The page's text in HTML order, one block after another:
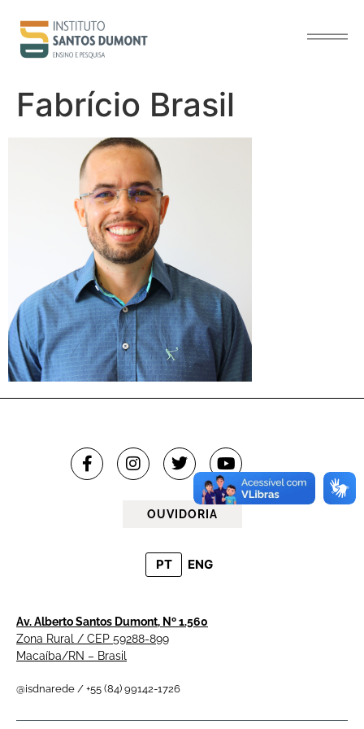
conteúdo
Fabrício Brasil
OUVIDORIA
PT ENG
Av. Alberto Santos Dumont, Nº 1.560
Zona Rural / CEP 59288-899
Macaíba/RN – Brasil
@isdnarede / +55 (84) 99142-1726